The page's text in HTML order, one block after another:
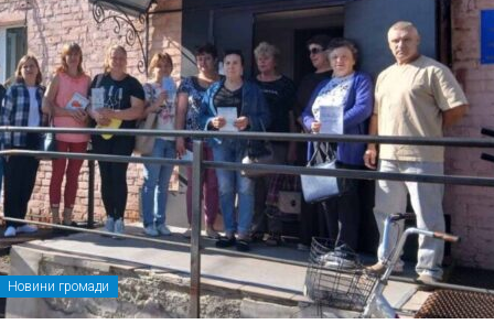
Новини громади